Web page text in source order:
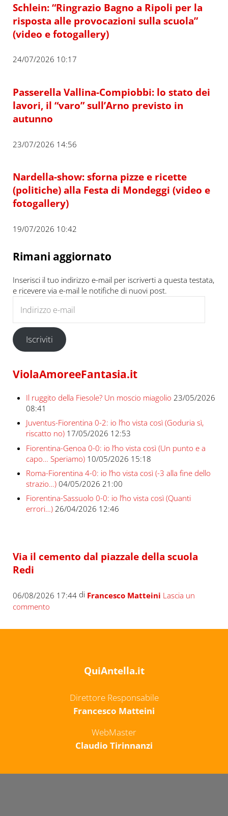
Schlein: “Ringrazio Bagno a Ripoli per la
risposta alle provocazioni sulla scuola”
(video e fotogallery)
24/07/2026 10:17
Passerella Vallina-Compiobbi: lo stato dei
lavori, il “varo” sull’Arno previsto in
autunno
23/07/2026 14:56
Nardella-show: sforna pizze e ricette
(politiche) alla Festa di Mondeggi (video e
fotogallery)
19/07/2026 10:42
Rimani aggiornato
Inserisci il tuo indirizzo e-mail per iscriverti a questa testata,
e ricevere via e-mail le notifiche di nuovi post.
Iscriviti
ViolaAmoreeFantasia.it
Il ruggito della Fiesole? Un moscio miagolio 23/05/2026
08:41
Juventus-Fiorentina 0-2: io l’ho vista così (Goduria sì,
riscatto no) 17/05/2026 12:53
Fiorentina-Genoa 0-0: io l’ho vista così (Un punto e a
capo… Speriamo) 10/05/2026 15:18
Roma-Fiorentina 4-0: io l’ho vista così (-3 alla fine dello
strazio…) 04/05/2026 21:00
Fiorentina-Sassuolo 0-0: io l’ho vista così (Quanti
errori…) 26/04/2026 12:46
Via il cemento dal piazzale della scuola
Redi
06/08/2026 17:44di Francesco Matteini Lascia un
commento
QuiAntella.it
Direttore Responsabile
Francesco Matteini
WebMaster
Claudio Tirinnanzi